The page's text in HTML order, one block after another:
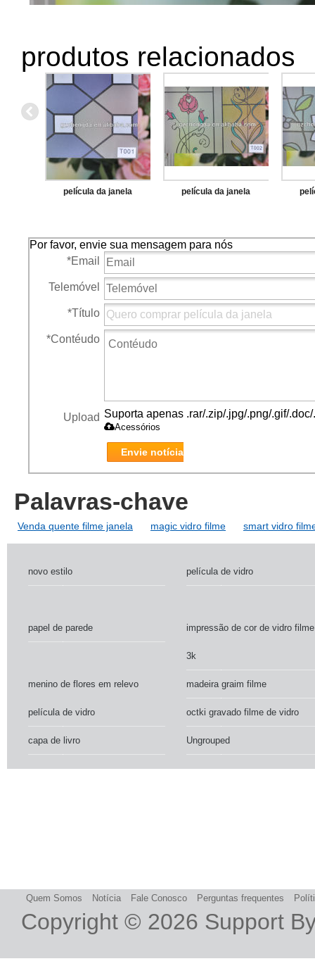
produtos relacionados
película da janela película da janela
Por favor, envie sua mensagem para nós
*Email
Telemóvel
*Título
*Contéudo
Upload Suporta apenas .rar/.zip/.jpg/.png/.gif/
Acessórios
Envie notícia
Palavras-chave
Venda quente filme janela magic vidro filme smart vidro
novo estilo película de vidro
papel de parede impressão de cor de vidro filme
3k
menino de flores em relevo
película de vidro
madeira graim filme
octki gravado filme de vidro
capa de livro Ungrouped
Quem Somos Notícia Fale Conosco Perguntas frequentes
Copyright © 2026 Support